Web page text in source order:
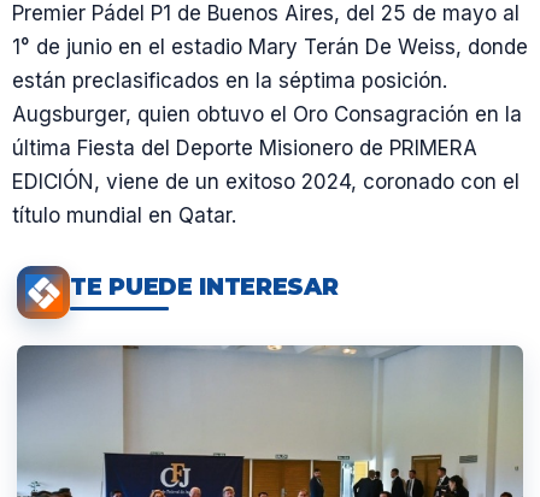
Premier Pádel P1 de Buenos Aires, del 25 de mayo al
1° de junio en el estadio Mary Terán De Weiss, donde
están preclasificados en la séptima posición.
Augsburger, quien obtuvo el Oro Consagración en la
última Fiesta del Deporte Misionero de PRIMERA
EDICIÓN, viene de un exitoso 2024, coronado con el
título mundial en Qatar.
TE PUEDE INTERESAR